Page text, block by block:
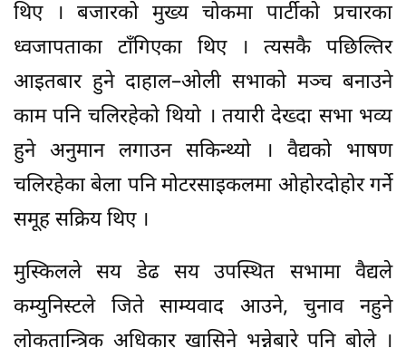
थिए । बजारको मुख्य चोकमा पार्टीको प्रचारका
ध्वजापताका टाँगिएका थिए । त्यसकै पछिल्तिर
आइतबार हुने दाहाल–ओली सभाको मञ्च बनाउने
काम पनि चलिरहेको थियो । तयारी देख्दा सभा भव्य
हुने अनुमान लगाउन सकिन्थ्यो । वैद्यको भाषण
चलिरहेका बेला पनि मोटरसाइकलमा ओहोरदोहोर गर्ने
समूह सक्रिय थिए ।
मुस्किलले सय डेढ सय उपस्थित सभामा वैद्यले
कम्युनिस्टले जिते साम्यवाद आउने, चुनाव नहुने
लोकतान्त्रिक अधिकार खासिने भन्नेबारे पनि बोले ।